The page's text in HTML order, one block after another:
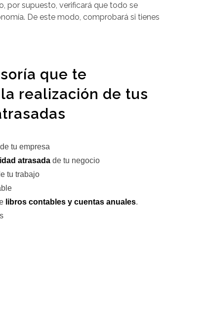
por supuesto, verificará que todo se
De este modo, comprobará si tienes
que te
realización de tus
de tu empresa
atrasada de tu negocio
tu trabajo
libros contables y cuentas anuales.